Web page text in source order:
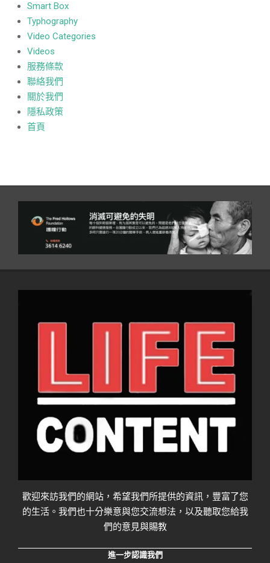
Smart Box
Typhography
Video Categories
Videos
服務條款
聯絡我們
關於我們
隱私政策
首頁
歡迎來訪我們的網站，希望我們所提供的資訊，豐富了您
的生活。我們也十分樂意與您交流想法，以及聽取您給我
們的意見與賜教
進一步認識我們